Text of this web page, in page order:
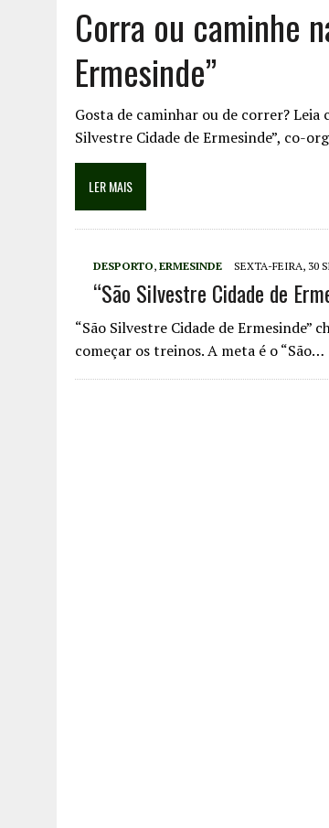
Corra ou caminhe
Ermesinde”
Gosta de caminhar ou de correr?
Silvestre Cidade de Ermesinde”, co-
LER MAIS
DESPORTO, ERMESINDE SEXTA-FEIRA, 30
“São Silvestre Cidade de
“São Silvestre Cidade de Ermesinde”
começar os treinos. A meta é o “São…